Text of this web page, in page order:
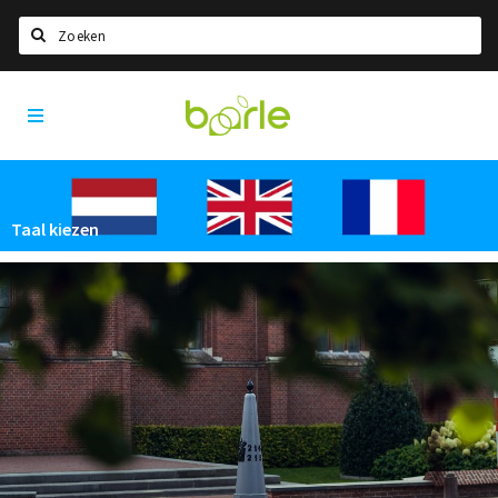
Home
Informatie
Over Baarle
Geschiedenis
Visit Baarle Shop
Enclavebon
Nieuws
Agenda
Deals
Visit
Baarle
Taal kiezen